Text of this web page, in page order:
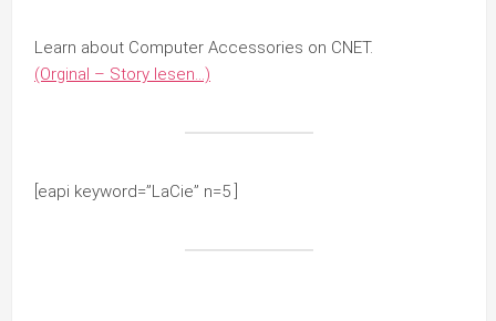
Learn about Computer Accessories on CNET.
(Orginal – Story lesen…)
[eapi keyword=”LaCie” n=5 ]